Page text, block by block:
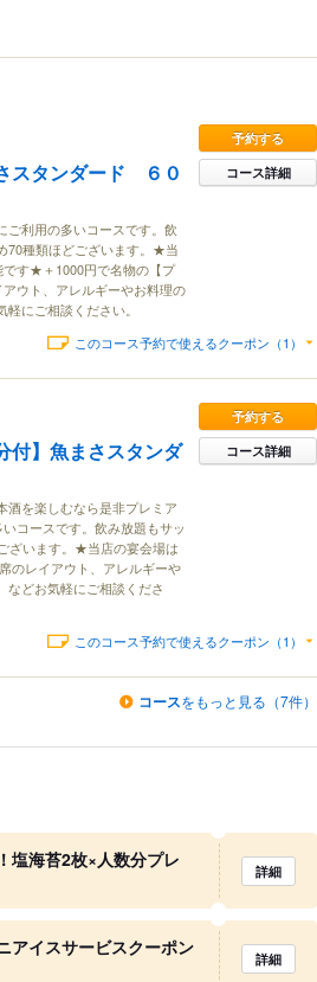
スタンダード ６０
利用の多いコースです。飲
70種類ほどございます。★当
です★＋1000円で名物の【プ
ウト、アレルギーやお料理の
にご相談ください。
予約する
コース詳細
このコース予約で使えるクーポン（1）
付】魚まさスタンダ
を楽しむなら是非プレミア
コースです。飲み放題もサッ
ざいます。★当店の宴会場は
のレイアウト、アレルギーや
などお気軽にご相談くださ
予約する
コース詳細
このコース予約で使えるクーポン（1）
コースをもっと見る（7件）
塩海苔2枚×人数分プレ
詳細
アイスサービスクーポン
詳細